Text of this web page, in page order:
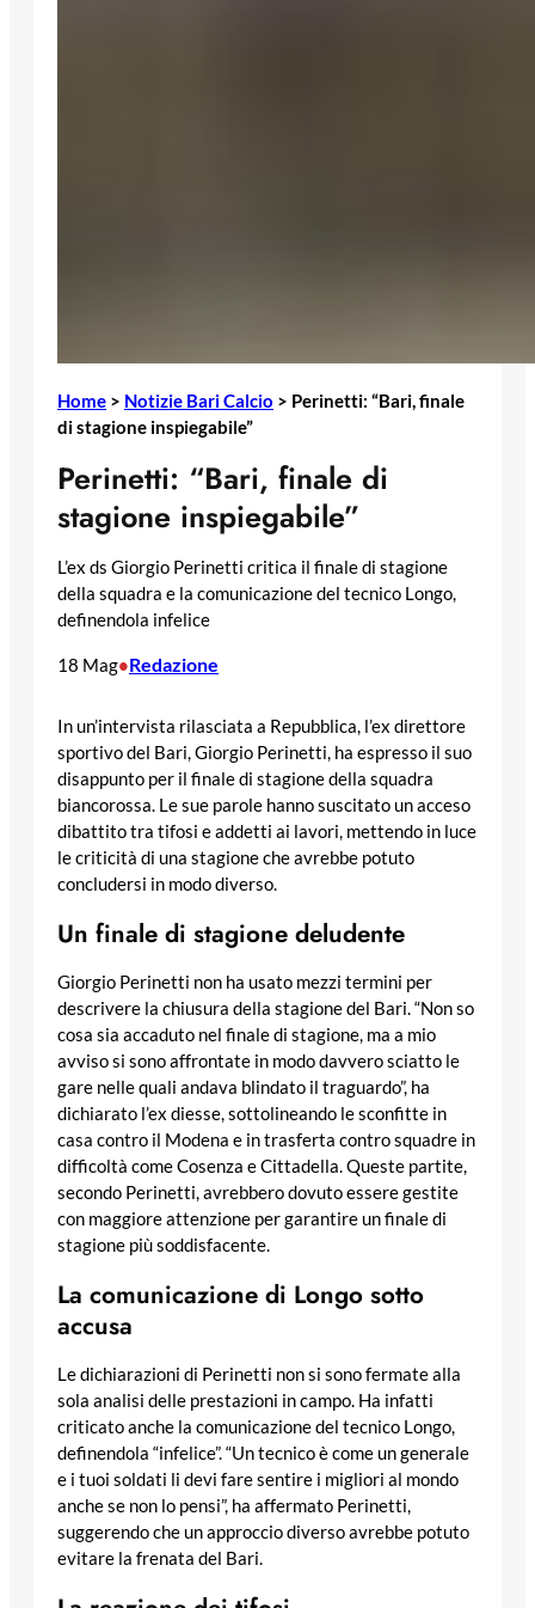
Home > Notizie Bari Calcio > Perinetti: “Bari, finale
di stagione inspiegabile”
Perinetti: “Bari, finale di
stagione inspiegabile”
L’ex ds Giorgio Perinetti critica il finale di stagione
della squadra e la comunicazione del tecnico Longo,
definendola infelice
18 Mag•Redazione
In un’intervista rilasciata a Repubblica, l’ex direttore
sportivo del Bari, Giorgio Perinetti, ha espresso il suo
disappunto per il finale di stagione della squadra
biancorossa. Le sue parole hanno suscitato un acceso
dibattito tra tifosi e addetti ai lavori, mettendo in luce
le criticità di una stagione che avrebbe potuto
concludersi in modo diverso.
Un finale di stagione deludente
Giorgio Perinetti non ha usato mezzi termini per
descrivere la chiusura della stagione del Bari. “Non so
cosa sia accaduto nel finale di stagione, ma a mio
avviso si sono affrontate in modo davvero sciatto le
gare nelle quali andava blindato il traguardo”, ha
dichiarato l’ex diesse, sottolineando le sconfitte in
casa contro il Modena e in trasferta contro squadre in
difficoltà come Cosenza e Cittadella. Queste partite,
secondo Perinetti, avrebbero dovuto essere gestite
con maggiore attenzione per garantire un finale di
stagione più soddisfacente.
La comunicazione di Longo sotto
accusa
Le dichiarazioni di Perinetti non si sono fermate alla
sola analisi delle prestazioni in campo. Ha infatti
criticato anche la comunicazione del tecnico Longo,
definendola “infelice”. “Un tecnico è come un generale
e i tuoi soldati li devi fare sentire i migliori al mondo
anche se non lo pensi”, ha affermato Perinetti,
suggerendo che un approccio diverso avrebbe potuto
evitare la frenata del Bari.